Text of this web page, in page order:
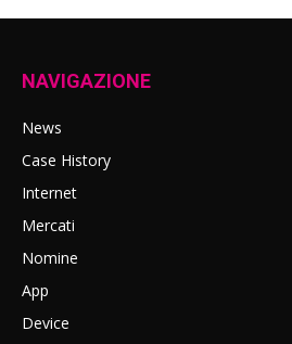
NAVIGAZIONE
News
Case History
Internet
Mercati
Nomine
App
Device